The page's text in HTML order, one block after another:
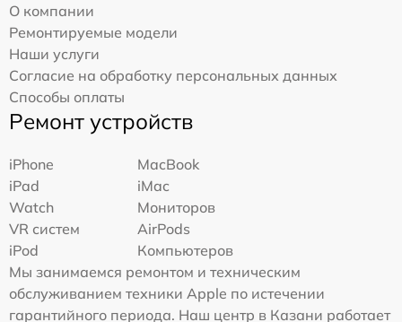
О компании
Ремонтируемые модели
Наши услуги
Согласие на обработку персональных данных
Способы оплаты
Ремонт устройств
iPhone
MacBook
iPad
iMac
Watch
Мониторов
VR систем
AirPods
iPod
Компьютеров
Мы занимаемся ремонтом и техническим
обслуживанием техники Apple по истечении
гарантийного периода. Наш центр в Казани работает